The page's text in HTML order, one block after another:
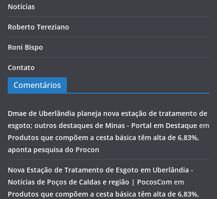
Notícias
Roberto Tereziano
Roni Bispo
Contato
Comentários
Dmae de Uberlândia planeja nova estação de tratamento de
esgoto; outros destaques de Minas - Portal em Destaque em
Produtos que compõem a cesta básica têm alta de 6,83%,
aponta pesquisa do Procon
Nova Estação de Tratamento de Esgoto em Uberlândia -
Notícias de Poços de Caldas e região | PocosCom em
Produtos que compõem a cesta básica têm alta de 6,83%,